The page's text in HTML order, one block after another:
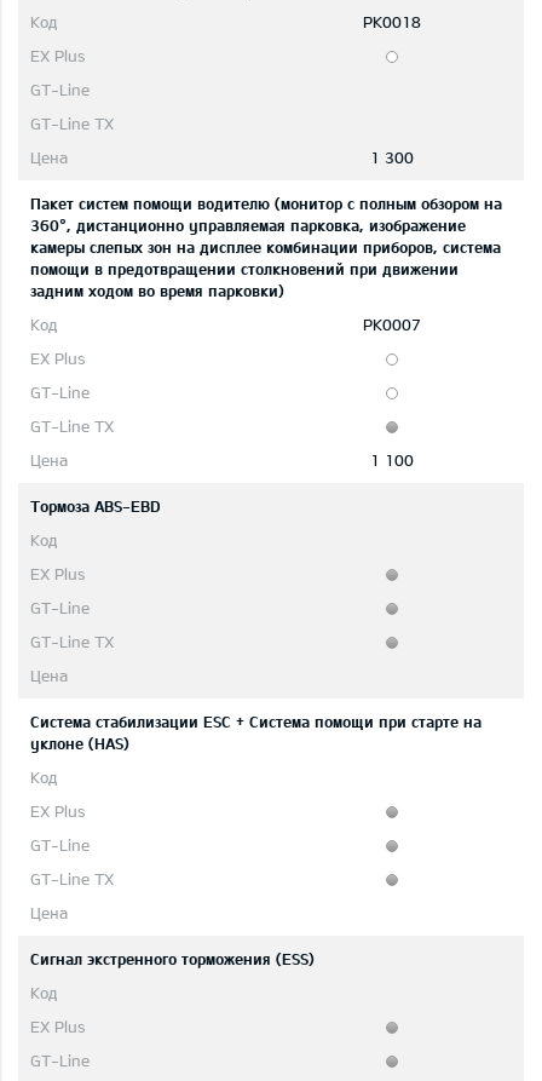
PK0018
1 300
Пакет систем помощи водителю (монитор с полным обзором на
360°, дистанционно управляемая парковка, изображение
камеры слепых зон на дисплее комбинации приборов, система
помощи в предотвращении столкновений при движении
задним ходом во время парковки)
PK0007
1 100
Тормоза ABS-EBD
Система стабилизации ESC + Система помощи при старте на
уклоне (HAS)
Сигнал экстренного торможения (ESS)